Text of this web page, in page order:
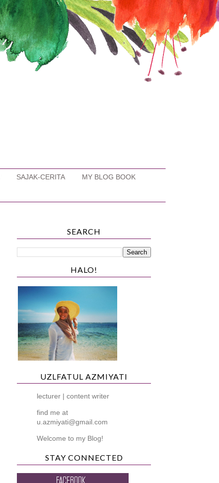
SAJAK-CERITA MY BLOG BOOK
SEARCH
HALO!
UZLFATUL AZMIYATI
lecturer | content writer
find me at
u.azmiyati@gmail.com
Welcome to my Blog!
STAY CONNECTED